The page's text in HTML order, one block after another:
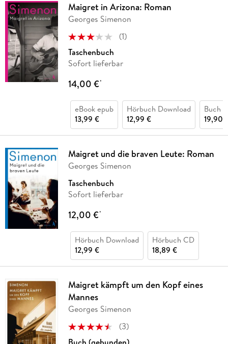
Maigret in Arizona: Roman
Georges Simenon
(1)
Taschenbuch
Sofort lieferbar
14,00 €*
eBook epub
13,99 €
Hörbuch Download
12,99 €
Buch
19,90
Maigret und die braven Leute: Roman
Georges Simenon
Taschenbuch
Sofort lieferbar
12,00 €*
Hörbuch Download
12,99 €
Hörbuch CD
18,89 €
Maigret kämpft um den Kopf eines
Mannes
Georges Simenon
(3)